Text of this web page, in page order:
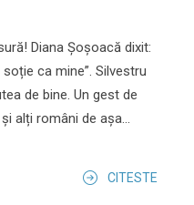
Diana Șoșoacă dixit:
ca mine”. Silvestru
de bine. Un gest de
alți români de așa...
CITESTE